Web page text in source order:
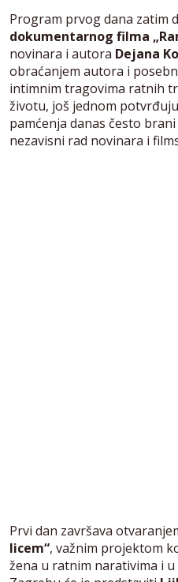
Program prvog dana zatim
dokumentarnog filma
novinara i autora Dejana
obraćanjem autora i
intimnim tragovima ratnih
životu, još jednom
pamćenja danas često
nezavisni rad novinara i
Prvi dan završava
licem“, važnim projektom
žena u ratnim narativima i